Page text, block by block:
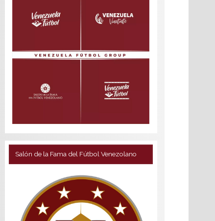
Salón de la Fama del Fútbol Venezolano